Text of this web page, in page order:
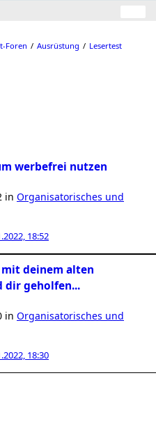
Foren Ausrüstung Lesertest
werbefrei nutzen
in Organisatorisches und
18:52
deinem alten
dir geholfen...
in Organisatorisches und
18:30